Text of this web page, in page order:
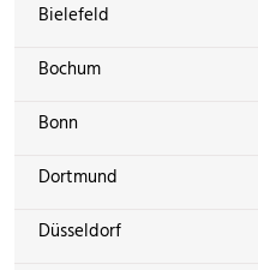
Bielefeld
Bochum
Bonn
Dortmund
Düsseldorf